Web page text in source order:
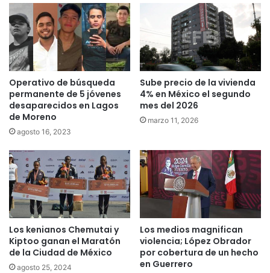
Operativo de búsqueda
permanente de 5 jóvenes
desaparecidos en Lagos
de Moreno
agosto 16, 2023
Sube precio de la vivienda
4% en México el segundo
mes del 2026
marzo 11, 2026
Los kenianos Chemutai y
Kiptoo ganan el Maratón
de la Ciudad de México
agosto 25, 2024
Los medios magnifican
violencia; López Obrador
por cobertura de un hecho
en Guerrero